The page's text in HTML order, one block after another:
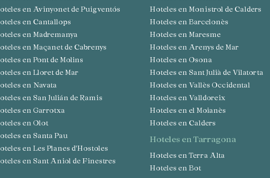
Hoteles en Avinyonet de Puigventós
Hoteles en Cantallops
Hoteles en Madremanya
Hoteles en Maçanet de Cabrenys
Hoteles en Pont de Molins
Hoteles en Lloret de Mar
Hoteles en Navata
Hoteles en San Julián de Ramis
Hoteles en Garrotxa
Hoteles en Olot
Hoteles en Santa Pau
Hoteles en Les Planes d'Hostoles
Hoteles en Sant Aniol de Finestres
Hoteles en Monistrol de Calders
Hoteles en Barcelonès
Hoteles en Maresme
Hoteles en Arenys de Mar
Hoteles en Osona
Hoteles en Sant Julià de Vilatorta
Hoteles en Vallès Occidental
Hoteles en Valldoreix
Hoteles en el Moianès
Hoteles en Calders
hoteles en Tarragona
Hoteles en Terra Alta
Hoteles en Bot